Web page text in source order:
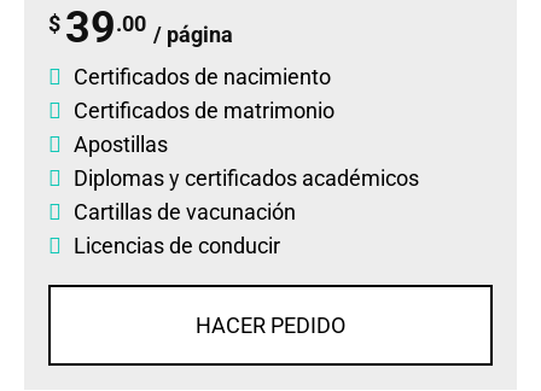
$ 39.00 / página
Certificados de nacimiento
Certificados de matrimonio
Apostillas
Diplomasycertificados académicos
Cartillas de vacunación
Licencias de conducir
HACER PEDIDO